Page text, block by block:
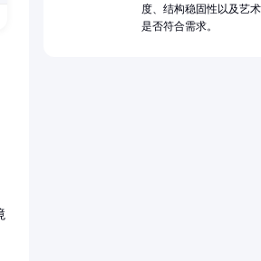
度、结构稳固性以及艺
是否符合需求。